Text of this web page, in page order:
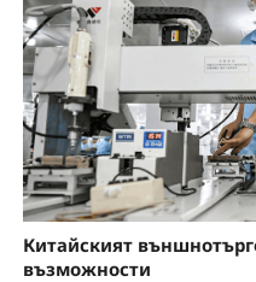
Китайският
възможности